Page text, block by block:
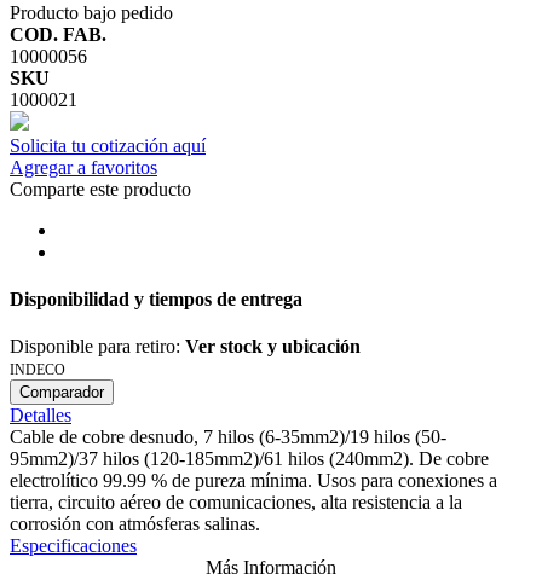
Producto bajo pedido
COD. FAB.
10000056
SKU
1000021
Solicita tu cotización aquí
Agregar a favoritos
Comparte este producto
Disponibilidad y tiempos de entrega
Disponible para retiro: Ver stock y ubicación
INDECO
Comparador
Detalles
Cable de cobre desnudo, 7 hilos (6-35mm2)/19 hilos (50-
95mm2)/37 hilos (120-185mm2)/61 hilos (240mm2). De cobre
electrolítico 99.99 % de pureza mínima. Usos para conexiones a
tierra, circuito aéreo de comunicaciones, alta resistencia a la
corrosión con atmósferas salinas.
Especificaciones
Más Información